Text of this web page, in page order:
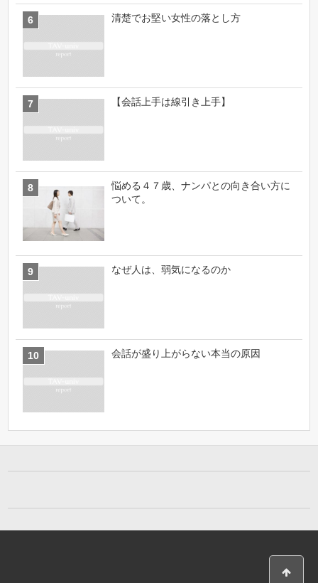
清楚でお堅い女性の落とし方
【会話上手は線引き上手】
悩める４７歳、ナンパとの向き合い方に
ついて。
なぜ人は、弱気になるのか
会話が盛り上がらない本当の原因